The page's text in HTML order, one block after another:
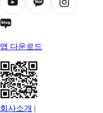
앱 다운로드
회사소개 |